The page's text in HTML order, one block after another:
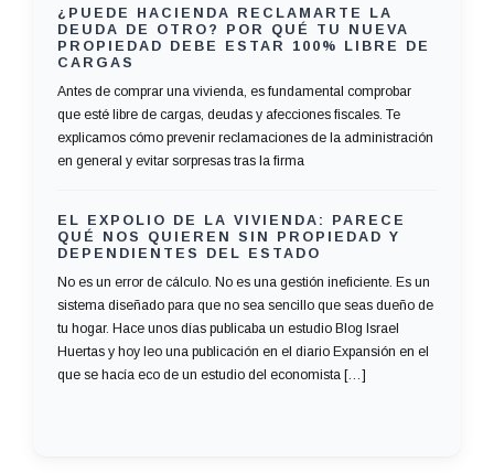
¿PUEDE HACIENDA RECLAMARTE LA
DEUDA DE OTRO? POR QUÉ TU NUEVA
PROPIEDAD DEBE ESTAR 100% LIBRE DE
CARGAS
Antes de comprar una vivienda, es fundamental comprobar
que esté libre de cargas, deudas y afecciones fiscales. Te
explicamos cómo prevenir reclamaciones de la administración
en general y evitar sorpresas tras la firma
EL EXPOLIO DE LA VIVIENDA: PARECE
QUÉ NOS QUIEREN SIN PROPIEDAD Y
DEPENDIENTES DEL ESTADO
No es un error de cálculo. No es una gestión ineficiente. Es un
sistema diseñado para que no sea sencillo que seas dueño de
tu hogar. Hace unos días publicaba un estudio Blog Israel
Huertas y hoy leo una publicación en el diario Expansión en el
que se hacía eco de un estudio del economista […]